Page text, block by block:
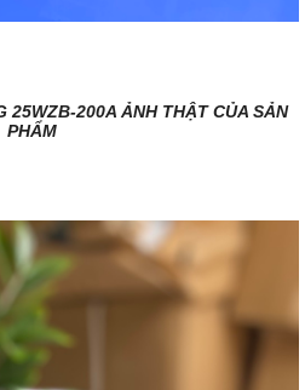
200A ẢNH THẬT CỦA SẢN
PHẨM